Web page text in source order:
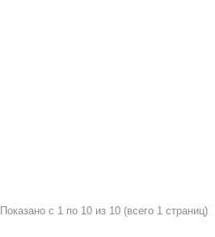
Показано с 1 по 10 из 10 (всего 1 страниц)